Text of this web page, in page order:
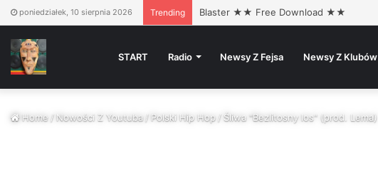
poniedziałek, 10 sierpnia 2026 Trending Blaster ★★ Free Download ★★
START Radio Newsy Z Fejsa Newsy Z Klubów
Home/Nowości Z Youtuba/Polski Hip Hop/Śliwa "Bezlitosny los" (prod. Lema)